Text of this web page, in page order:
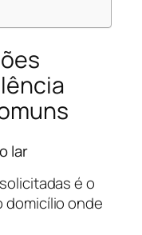
lar
é o
domicílio onde